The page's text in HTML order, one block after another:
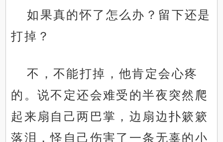
如果真的怀了怎么办？留下还是
打掉？
不，不能打掉，他肯定会心疼
的。说不定还会难受的半夜突然爬
起来扇自己两巴掌，边扇边扑簌簌
落泪，怪自己伤害了一条无辜的小